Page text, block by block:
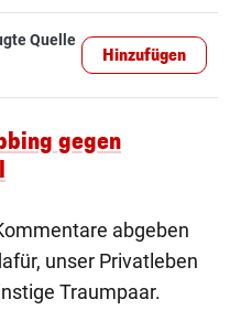
Quelle
Hinzufügen
gegen
abgeben
unser Privatleben
Traumpaar.